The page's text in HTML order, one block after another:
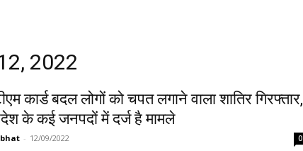
2022
कार्ड बदल लोगों को चपत लगाने वाला शातिर गिरफ्तार,
के कई जनपदों में दर्ज है मामले
- 12/09/2022 0